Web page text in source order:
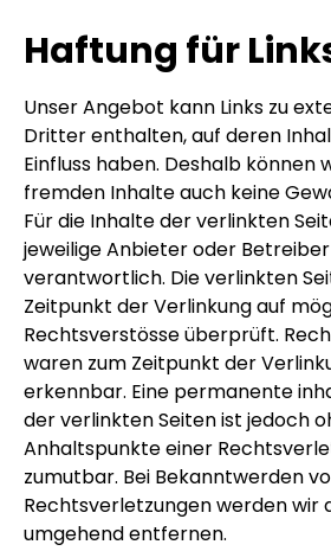
Haftung für
Unser Angebot kann Links zu
Dritter enthalten, auf deren
Einfluss haben. Deshalb können
fremden Inhalte auch keine
Für die Inhalte der verlinkten
jeweilige Anbieter oder
verantwortlich. Die verlinkten
Zeitpunkt der Verlinkung auf
Rechtsverstösse überprüft.
waren zum Zeitpunkt der
erkennbar. Eine permanente
der verlinkten Seiten ist jedoch
Anhaltspunkte einer
zumutbar. Bei Bekanntwerden
Rechtsverletzungen werden wir
umgehend entfernen.